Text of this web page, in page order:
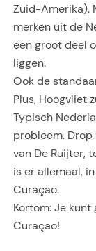
Zuid-Amerika).
merken uit de
een groot deel
liggen.
Ook de
Plus, Hoogvliet
Typisch
probleem. Drop
van De Ruijter,
is er allemaal,
Curaçao.
Kortom: Je
Curaçao!